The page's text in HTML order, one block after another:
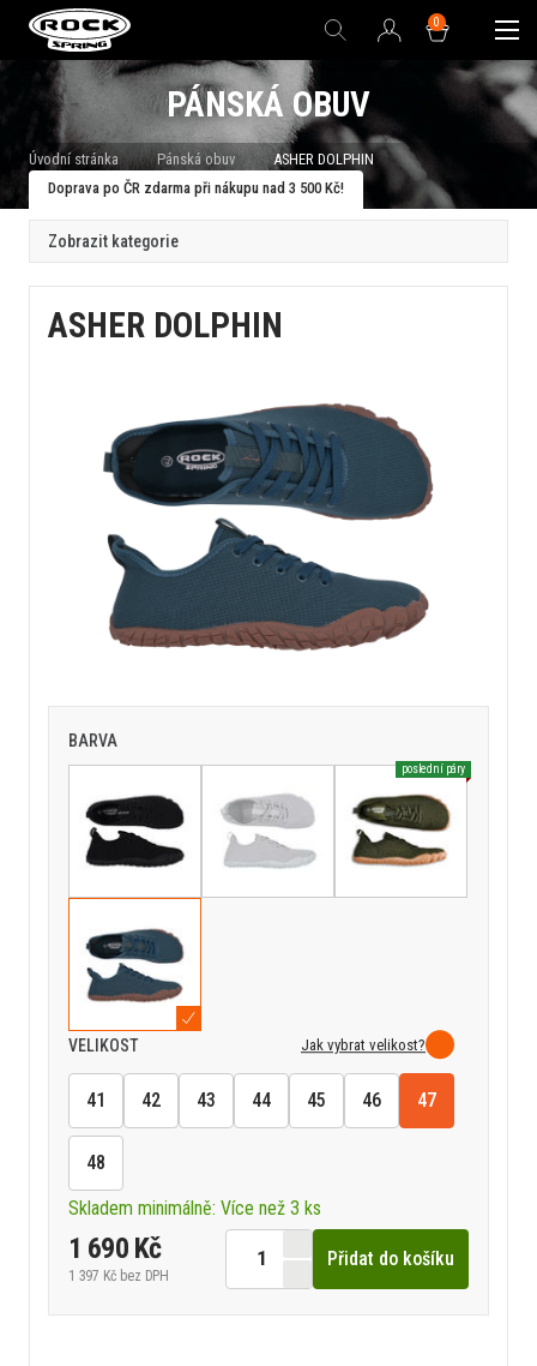
0
PÁNSKÁ OBUV
Úvodní stránka Pánská obuv
ASHER DOLPHIN
Doprava po ČR zdarma při nákupu nad 3 500 Kč!
ASHER DOLPHIN
BARVA
poslední páry
VELIKOST Jak vybrat velikost?
41 42 43 44 45 46 47
48
Skladem minimálně: Více než 3 ks
1 690 Kč
1 397 Kč bez DPH
Přidat do košíku
Zobrazit kategorie